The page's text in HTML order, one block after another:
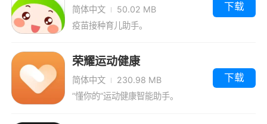
简体中文
50.02 MB
疫苗接种育儿助手。
下载
荣耀运动健康
简体中文
230.98 MB
”懂你的“运动健康智能助手。
下载